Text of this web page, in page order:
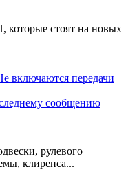
стоят на новых
включаются передачи
сообщению
рулевого
клиренса...